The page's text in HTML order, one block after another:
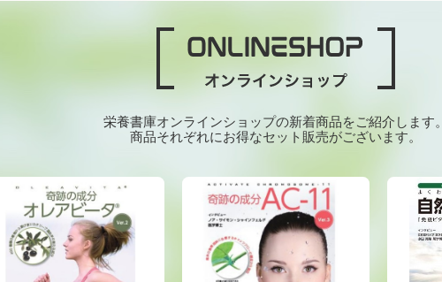
栄養書庫オンラインショップの新着商品をご紹介します。
商品それぞれにお得なセット販売がございます。